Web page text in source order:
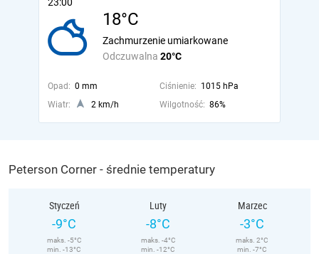
18°C
Odczuwalna 20°C
Zachmurzenie umiarkowane
Opad: 0 mm Ciśnienie: 1015 hPa
Wiatr:
2 km/h Wilgotność: 86%
Peterson Corner - średnie temperatury
Styczeń
-9°C
maks. -5°C
min. -13°C
Luty
-8°C
maks. -4°C
min. -12°C
Marzec
-3°C
maks. 2°C
min. -7°C